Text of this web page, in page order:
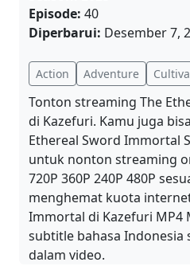
Episode: 40
Diperbarui: Desember 7,
Action Adventure
Tonton streaming The
di Kazefuri. Kamu juga
Ethereal Sword Immortal
untuk nonton streaming
720P 360P 240P 480P
menghemat kuota
Immortal di Kazefuri MP4
subtitle bahasa Indonesia
dalam video.